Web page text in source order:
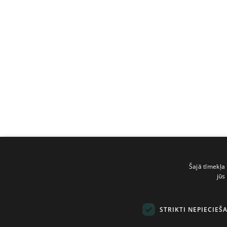
Šajā
STRIKTI